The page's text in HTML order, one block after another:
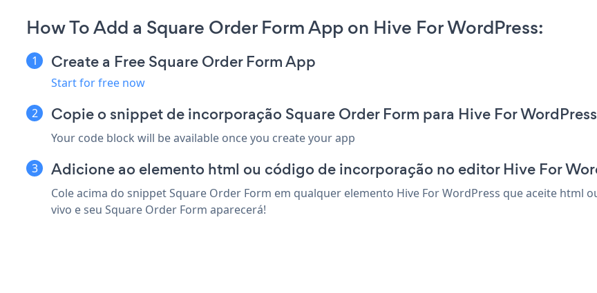
How To Add a Square Order Form App on Hive For WordPress:
Create a Free Square Order Form App
Start for free now
Copie o snippet de incorporação Square Order Form para Hive For WordPress
Your code block will be available once you create your app
Adicione ao elemento html ou código de incorporação no editor Hive For
Cole acima do snippet Square Order Form em qualquer elemento Hive For WordPress que aceite html
vivo e seu Square Order Form aparecerá!